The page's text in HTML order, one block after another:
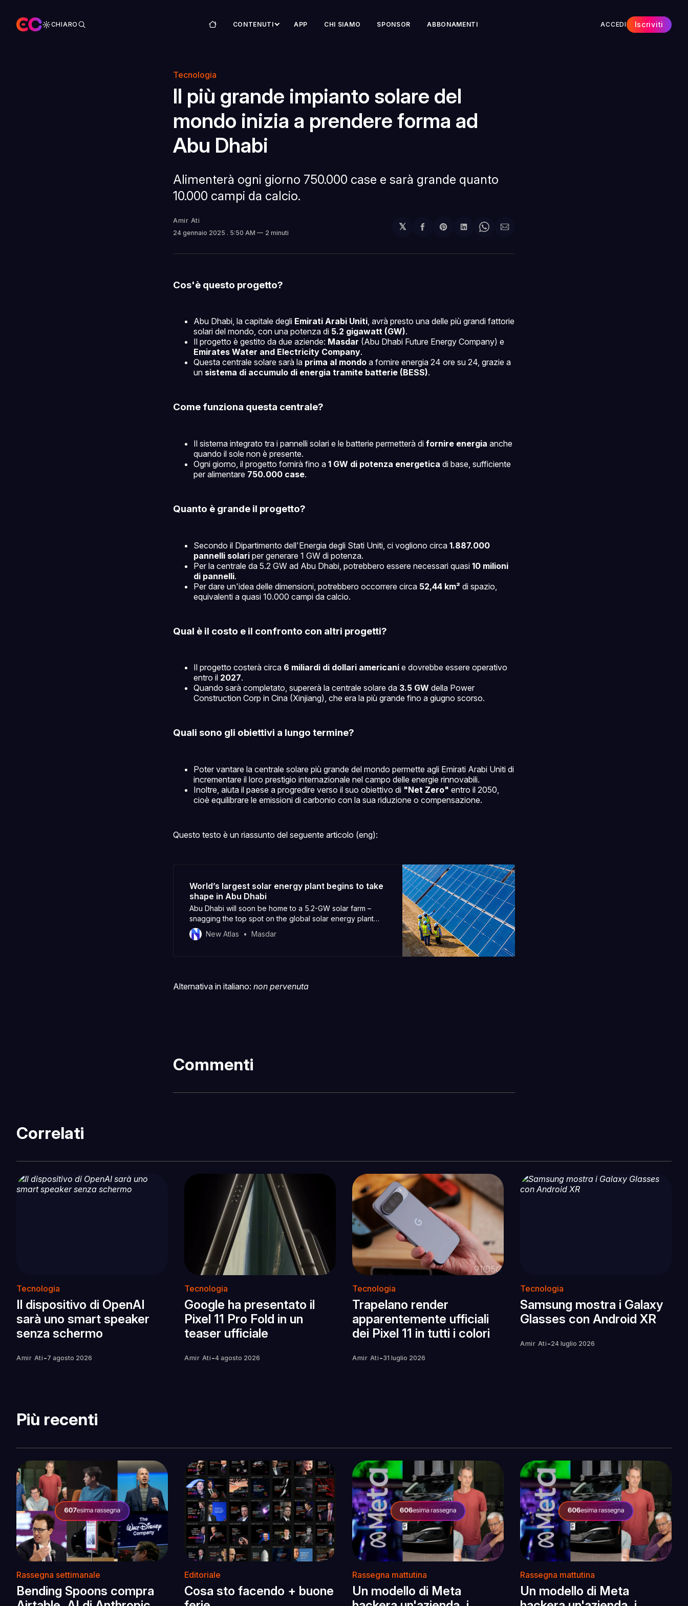
CHIARO CONTENUTI APP CHI SIAMO SPONSOR ABBONAMENTI ACCEDI Iscriviti
Tecnologia
Il più grande impianto solare del
mondo inizia a prendere forma ad
Abu Dhabi
Alimenterà ogni giorno 750.000 case e sarà grande quanto
10.000 campi da calcio.
Amir Ati
24 gennaio 2025 . 5:50 AM 2 minuti
𝕏
Condividi
Facebook
Share
Pinterest
Condividi
LinkedIn
Share
WhatsApp
Condividi
email
Cos'è questo progetto?
Abu Dhabi, la capitale degli Emirati Arabi Uniti, avrà presto una delle più grandi fattorie
solari del mondo, con una potenza di 5.2 gigawatt (GW).
Il progetto è gestito da due aziende: Masdar (Abu Dhabi Future Energy Company) e
Emirates Water and Electricity Company.
Questa centrale solare sarà la prima al mondo a fornire energia 24 ore su 24, grazie a
un sistema di accumulo di energia tramite batterie (BESS).
Come funziona questa centrale?
Il sistema integrato tra i pannelli solari e le batterie permetterà di fornire energia anche
quando il sole non è presente.
Ogni giorno, il progetto fornirà fino a 1 GW di potenza energetica di base, sufficiente
per alimentare 750.000 case.
Quanto è grande il progetto?
Secondo il Dipartimento dell'Energia degli Stati Uniti, ci vogliono circa 1.887.000
pannelli solari per generare 1 GW di potenza.
Per la centrale da 5.2 GW ad Abu Dhabi, potrebbero essere necessari quasi 10 milioni
di pannelli.
Per dare un'idea delle dimensioni, potrebbero occorrere circa 52,44 km² di spazio,
equivalenti a quasi 10.000 campi da calcio.
Qual è il costo e il confronto con altri progetti?
Il progetto costerà circa 6 miliardi di dollari americani e dovrebbe essere operativo
entro il 2027.
Quando sarà completato, supererà la centrale solare da 3.5 GW della Power
Construction Corp in Cina (Xinjiang), che era la più grande fino a giugno scorso.
Quali sono gli obiettivi a lungo termine?
Poter vantare la centrale solare più grande del mondo permette agli Emirati Arabi Uniti di
incrementare il loro prestigio internazionale nel campo delle energie rinnovabili.
Inoltre, aiuta il paese a progredire verso il suo obiettivo di "Net Zero" entro il 2050,
cioè equilibrare le emissioni di carbonio con la sua riduzione o compensazione.
Questo testo è un riassunto del seguente articolo (eng):
World’s largest solar energy plant begins to take
shape in Abu Dhabi
Abu Dhabi will soon be home to a 5.2-GW solar farm –
snagging the top spot on the global solar energy plant
leaderboard.
New Atlas Masdar
Alternativa in italiano: non pervenuta
Commenti
Correlati
Tecnologia
Il dispositivo di OpenAI
sarà uno smart speaker
senza schermo
Amir Ati -7 agosto 2026
Tecnologia
Google ha presentato il
Pixel 11 Pro Fold in un
teaser ufficiale
Amir Ati -4 agosto 2026
Tecnologia
Trapelano render
apparentemente ufficiali
dei Pixel 11 in tutti i colori
Amir Ati -31 luglio 2026
Tecnologia
Samsung mostra i Galaxy
Glasses con Android XR
Amir Ati -24 luglio 2026
Più recenti
Rassegna settimanale
Bending Spoons compra
Editoriale
Cosa sto facendo + buone
Rassegna mattutina
Un modello di Meta
Rassegna mattutina
Un modello di Meta